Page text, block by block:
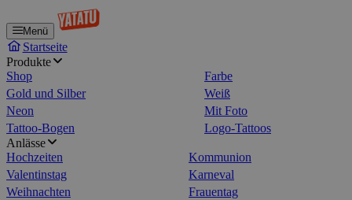
Menü
Startseite
Produkte
Shop
Farbe
Gold und Silber
Weiß
Neon
Mit Foto
Tattoo-Bogen
Logo-Tattoos
Anlässe
Hochzeiten
Kommunion
Valentinstag
Karneval
Weihnachten
Frauentag